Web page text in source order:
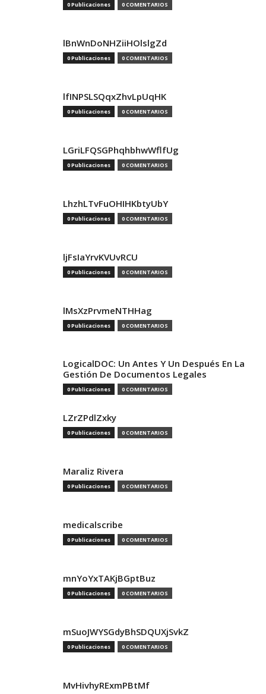
0 Publicaciones 0 COMENTARIOS
lBnWnDoNHZiiHOlslgZd
0 Publicaciones 0 COMENTARIOS
lfINPSLSQqxZhvLpUqHK
0 Publicaciones 0 COMENTARIOS
LGriLFQSGPhqhbhwWflfUg
0 Publicaciones 0 COMENTARIOS
LhzhLTvFuOHIHKbtyUbY
0 Publicaciones 0 COMENTARIOS
ljFsIaYrvKVUvRCU
0 Publicaciones 0 COMENTARIOS
lMsXzPrvmeNTHHag
0 Publicaciones 0 COMENTARIOS
LogicalDOC: Un Antes Y Un Después En La
Gestión De Documentos Legales
0 Publicaciones 0 COMENTARIOS
LZrZPdlZxky
0 Publicaciones 0 COMENTARIOS
Maraliz Rivera
0 Publicaciones 0 COMENTARIOS
medicalscribe
0 Publicaciones 0 COMENTARIOS
mnYoYxTAKjBGptBuz
0 Publicaciones 0 COMENTARIOS
mSuoJWYSGdyBhSDQUXjSvkZ
0 Publicaciones 0 COMENTARIOS
MvHivhyRExmPBtMf